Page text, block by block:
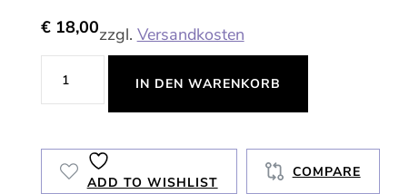
€18,00zzgl. Versandkosten
Kissen
Chiwawa
Menge
IN DEN WARENKORB
ADD TO WISHLIST
COMPARE